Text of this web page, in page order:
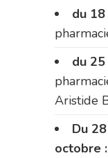
du
du
Aristide
Du
octobre :